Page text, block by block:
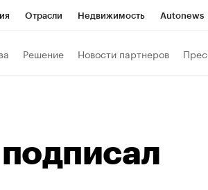
Отрасли Недвижимость Autonews
Решение Новости партнеров